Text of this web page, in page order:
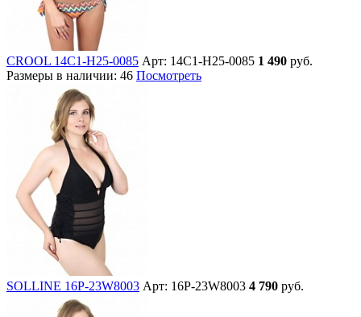
CROOL 14C1-H25-0085 Арт: 14C1-H25-0085 1 490 руб.
Размеры в наличии: 46 Посмотреть
SOLLINE 16P-23W8003 Арт: 16P-23W8003 4 790 руб.